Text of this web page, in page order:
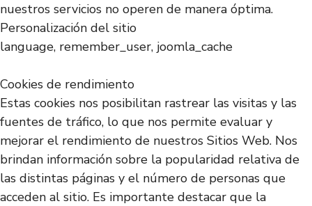
nuestros servicios no operen de manera óptima.
Personalización del sitio
language, remember_user, joomla_cache
Cookies de rendimiento
Estas cookies nos posibilitan rastrear las visitas y las
fuentes de tráfico, lo que nos permite evaluar y
mejorar el rendimiento de nuestros Sitios Web. Nos
brindan información sobre la popularidad relativa de
las distintas páginas y el número de personas que
acceden al sitio. Es importante destacar que la